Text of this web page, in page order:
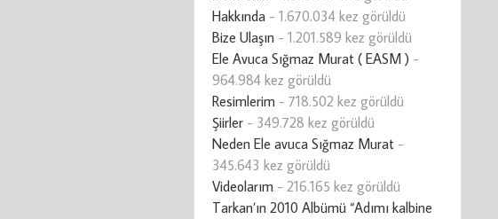
Hakkında - 1.670.034 kez görüldü
Bize Ulaşın - 1.201.589 kez görüldü
Ele Avuca Sığmaz Murat ( EASM ) -
964.984 kez görüldü
Resimlerim - 718.502 kez görüldü
Şiirler - 349.728 kez görüldü
Neden Ele avuca Sığmaz Murat -
345.643 kez görüldü
Videolarım - 216.165 kez görüldü
Tarkan’ın 2010 Albümü “Adımı kalbine